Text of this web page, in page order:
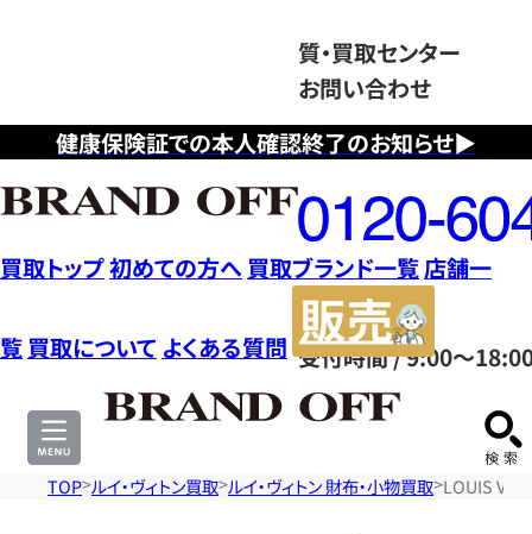
健康保険証での本人確認終了のお知らせ▶
質・買取センター
お問い合わせ
フ
リ
ー
ダ
イ
ヤ
ル
0120604117
受付時間 / 9:00～
買取トップ初めての方へ 買取ブランド一覧店舗一
覧 買取について よくある質問
サ
TOP ルイ・ヴィトン買取 ルイ・ヴィトン 財布・小物買取 LOUIS